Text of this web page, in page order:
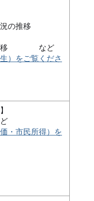
の推移
の推移 など
）をご覧くださ
・市民所得）を